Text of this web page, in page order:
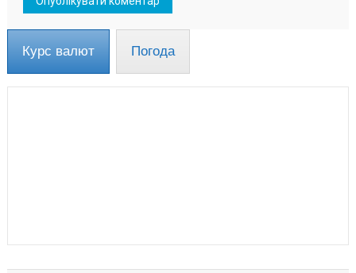
Курс валют Погода